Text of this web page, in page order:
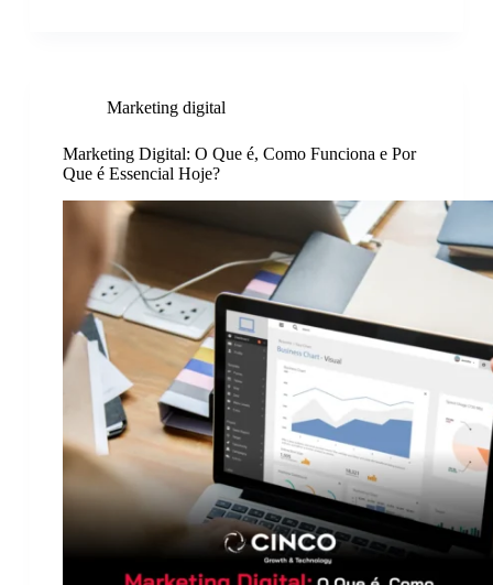
Marketing digital
Marketing Digital: O Que é, Como Funciona e Por
Que é Essencial Hoje?